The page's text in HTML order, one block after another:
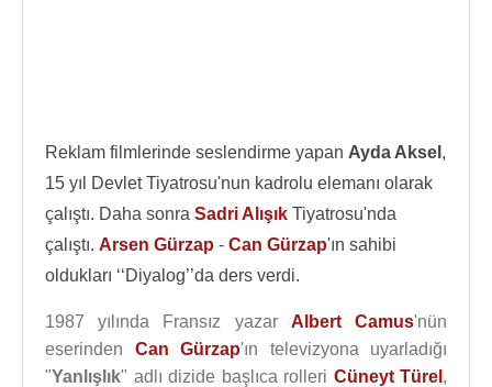
Reklam filmlerinde seslendirme yapan Ayda Aksel ,
15 yıl Devlet Tiyatrosu'nun kadrolu elemanı olarak
çalıştı. Daha sonra Sadri Alışık Tiyatrosu'nda
çalıştı. Arsen Gürzap - Can Gürzap'ın sahibi
oldukları ‘‘Diyalog’’da ders verdi.
1987 yılında Fransız yazar Albert Camus'nün
eserinden Can Gürzap'ın televizyona uyarladığı
"Yanlışlık" adlı dizide başlıca rolleri Cüneyt Türel ,